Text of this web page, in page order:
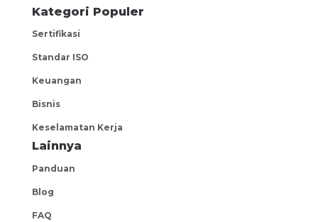
Kategori Populer
Sertifikasi
Standar ISO
Keuangan
Bisnis
Keselamatan Kerja
Lainnya
Panduan
Blog
FAQ